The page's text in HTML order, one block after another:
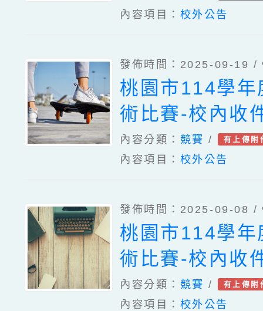
內容項目： 校外公告
發佈時間：2025-09-19 /
桃園市114學年
術比賽-校內收
內容分類： 競賽 / 有上傳附
內容項目： 校外公告
發佈時間：2025-09-08 /
桃園市114學年
術比賽-校內收
內容分類： 競賽 / 有上傳附
內容項目： 校外公告